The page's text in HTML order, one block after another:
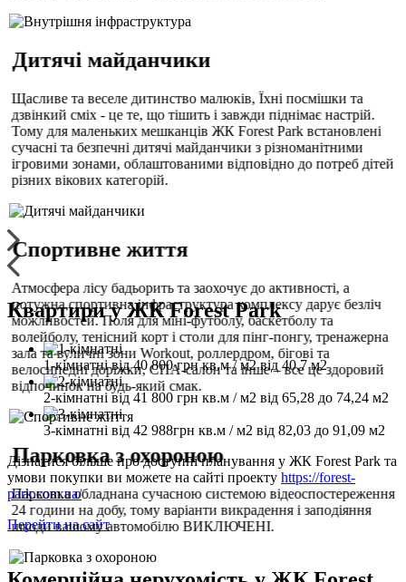
Дитячі майданчики
Щасливе та веселе дитинство малюків, Їхні посмішки та
дзвінкий сміх - це те, що тішить і завжди піднімає настрій.
Тому для маленьких мешканців ЖК Forest Park встановлені
сучасні та безпечні дитячі майданчики з різноманітними
ігровими зонами, облаштованими відповідно до потреб дітей
різних вікових категорій.
Спортивне життя
Атмосфера лісу бадьорить та заохочує до активності, а
потужна спортивна інфраструктура комплексу дарує безліч
можливостей. Поля для міні-футболу, баскетболу та
волейболу, тенісний корт і столи для пінг-понгу, тренажерна
зала та вуличні зони Workout, роллердром, бігові та
велосипедні доріжки, СПА-салон та інше – все це здоровий
відпочинок на будь-який смак.
Парковка з охороною
Парковка обладнана сучасною системою відеоспостереження
24 години на добу, тому варіанти викрадення і заподіяння
шкоди вашому автомобілю ВИКЛЮЧЕНІ.
Квартири у ЖК Forest Park
1-кімнатні від40 800 грн кв.м/ м2 від 40,7м2
2-кімнатні від 41 800 грн кв.м / м2 від 65,28 до 74,24 м2
3-кімнатні від 42 988грн кв.м / м2 від 82,03 до 91,09 м2
Дізнатися більше про доступні планування у ЖК Forest Park та
умови покупки ви можете на сайті проекту https://forest-
park.com.ua/
Перейти на сайт